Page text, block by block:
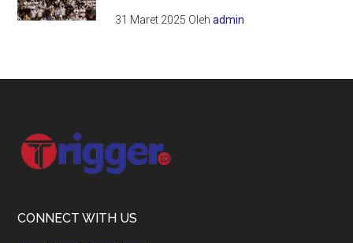
31 Maret 2025 Olehadmin
Footer
CONNECT WITH US